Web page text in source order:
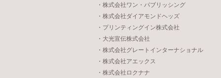
・株式会社ワン・パブリッシング
・株式会社ダイアモンドヘッズ
・プリンティングイン株式会社
・大光宣伝株式会社
・株式会社グレートインターナショナル
・株式会社アエックス
・株式会社ロクナナ